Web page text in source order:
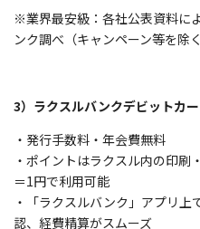
※業界最安級：各社公表資料
ンク調べ（キャンペーン等を除く
3）ラクスルバンクデビットカ
・発行手数料・年会費無料
・ポイントはラクスル内の印刷
＝1円で利用可能
・「ラクスルバンク」アプリ
認、経費精算がスムーズ